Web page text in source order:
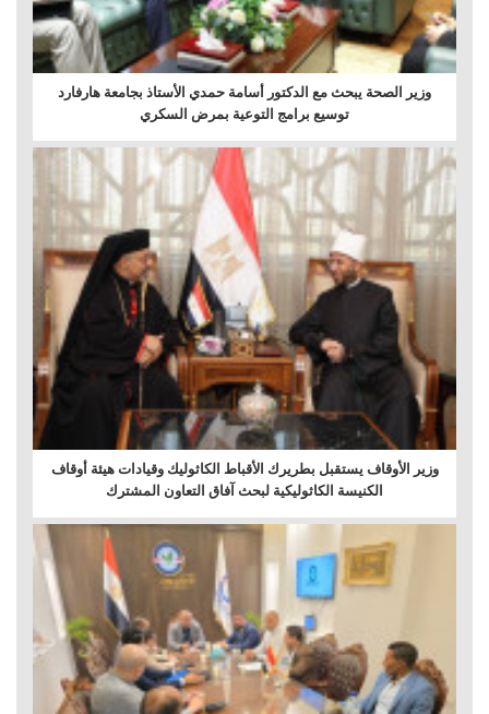
وزير الصحة يبحث مع الدكتور أسامة حمدي الأستاذ بجامعة هارفارد
توسيع برامج التوعية بمرض السكري
وزير الأوقاف يستقبل بطريرك الأقباط الكاثوليك وقيادات هيئة أوقاف
الكنيسة الكاثوليكية لبحث آفاق التعاون المشترك